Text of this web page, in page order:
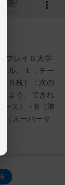
プレイ６大学
ル。１．チー
５枚）：次の
よう、できれ
ース）・B（準
（スーパーサ